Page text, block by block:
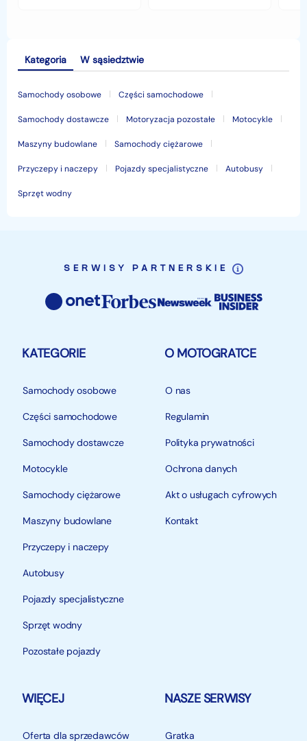
Kategoria
Samochody osobowe Części samochodowe
Samochody dostawcze Motoryzacja pozostałe Motocykle
Maszyny budowlane Samochody ciężarowe
Przyczepy i naczepy Pojazdy specjalistyczne Autobusy
Sprzęt wodny
W sąsiedztwie
SERWISY PARTNERSKIE
KATEGORIE
Samochody osobowe
Części samochodowe
Samochody dostawcze
Motocykle
Samochody ciężarowe
Maszyny budowlane
Przyczepy i naczepy
Autobusy
Pojazdy specjalistyczne
Sprzęt wodny
Pozostałe pojazdy
O MOTOGRATCE
O nas
Regulamin
Polityka prywatności
Ochrona danych
Akt o usługach cyfrowych
Kontakt
WIĘCEJ
Oferta dla sprzedawców
NASZE SERWISY
Gratka